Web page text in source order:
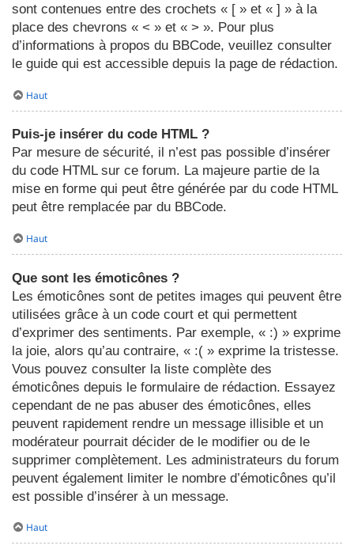
sont contenues entre des crochets « [ » et « ] » à la
place des chevrons « < » et « > ». Pour plus
d’informations à propos du BBCode, veuillez consulter
le guide qui est accessible depuis la page de rédaction.
Haut
Puis-je insérer du code HTML ?
Par mesure de sécurité, il n’est pas possible d’insérer
du code HTML sur ce forum. La majeure partie de la
mise en forme qui peut être générée par du code HTML
peut être remplacée par du BBCode.
Haut
Que sont les émoticônes ?
Les émoticônes sont de petites images qui peuvent être
utilisées grâce à un code court et qui permettent
d’exprimer des sentiments. Par exemple, « :) » exprime
la joie, alors qu’au contraire, « :( » exprime la tristesse.
Vous pouvez consulter la liste complète des
émoticônes depuis le formulaire de rédaction. Essayez
cependant de ne pas abuser des émoticônes, elles
peuvent rapidement rendre un message illisible et un
modérateur pourrait décider de le modifier ou de le
supprimer complètement. Les administrateurs du forum
peuvent également limiter le nombre d’émoticônes qu’il
est possible d’insérer à un message.
Haut